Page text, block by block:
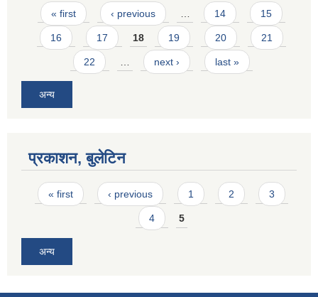
Pages
« first ‹ previous 14 15
16 17 18 19 20 21
22 next › last »
अन्य
प्रकाशन, बुलेटिन
Pages
« first ‹ previous 1 2 3
4 5
अन्य